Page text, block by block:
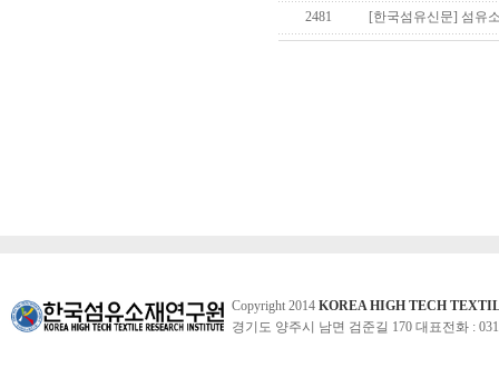
2481 [한국섬유신문] 섬유
Copyright 2014 KOREA HIGH TECH
경기도 양주시 남면 검준길 170 대표전화 :